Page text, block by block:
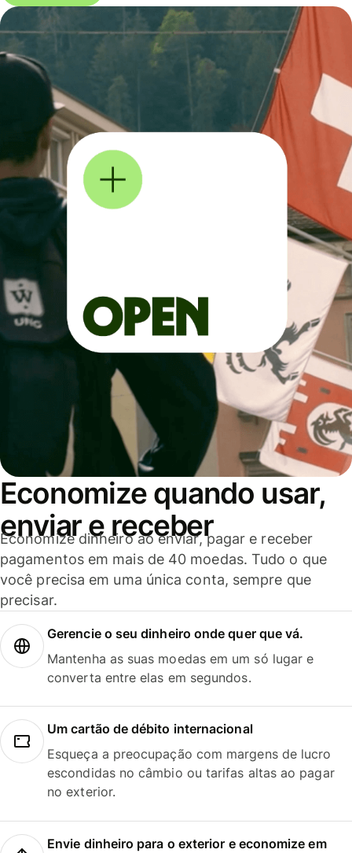
Economize quando usar,
enviar e receber
Economize dinheiro ao enviar, pagar e receber
pagamentos em mais de 40 moedas. Tudo o que
você precisa em uma única conta, sempre que
precisar.
Gerencie o seu dinheiro onde quer que vá.
Mantenha as suas moedas em um só lugar e
converta entre elas em segundos.
Um cartão de débito internacional
Esqueça a preocupação com margens de lucro
escondidas no câmbio ou tarifas altas ao pagar
no exterior.
Envie dinheiro para o exterior e economize em